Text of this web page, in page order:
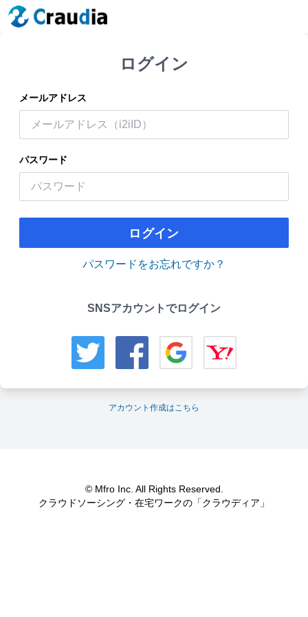
ログイン
メールアドレス
パスワード
ログイン
パスワードをお忘れですか？
SNSアカウントでログイン
アカウント作成はこちら
© Mfro Inc. All Rights Reserved.
クラウドソーシング・在宅ワークの「クラウディア」